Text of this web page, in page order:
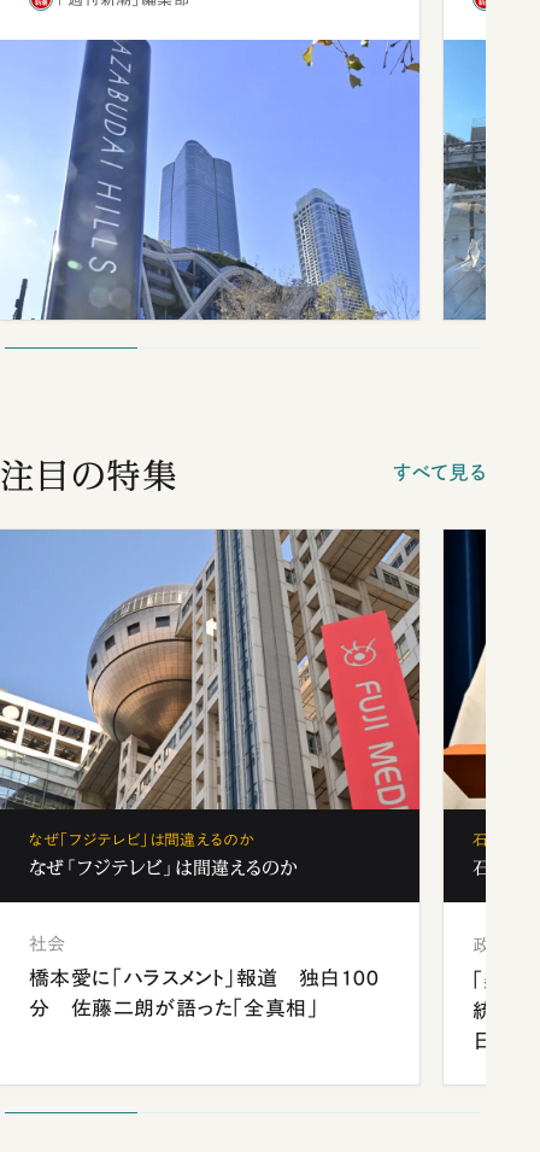
注目の特集 すべて見る
なぜ「フジテレビ」は間違えるのか
なぜ「フジテレビ」は間違えるのか
社会
橋本愛に「ハラスメント」報道 独白100
分 佐藤二朗が語った「全真相」
石破茂、
石破茂
政治
「楽し
統領と
日米